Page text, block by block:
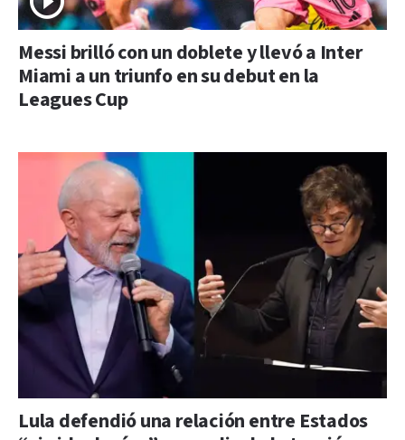
Messi brilló con un doblete y llevó a Inter
Miami a un triunfo en su debut en la
Leagues Cup
Lula defendió una relación entre Estados